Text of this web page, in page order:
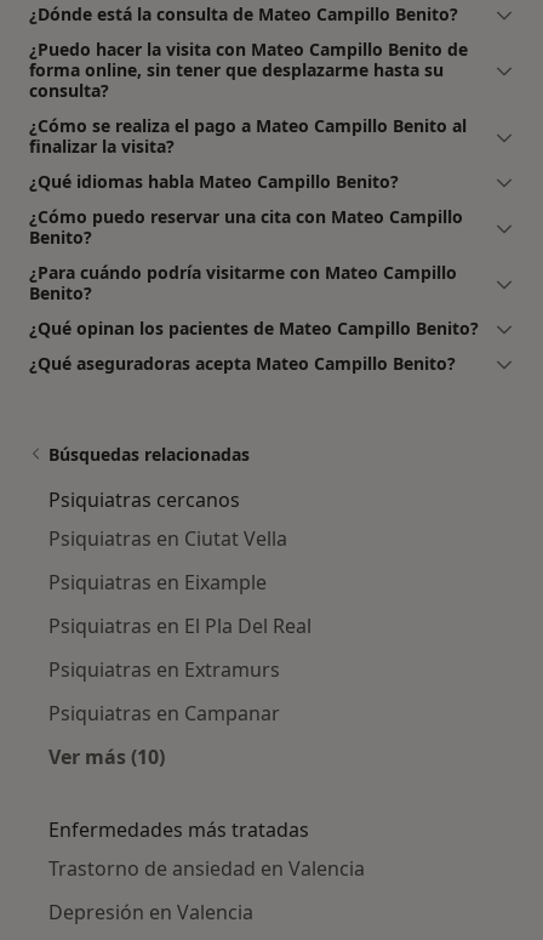
¿Dónde está la consulta de Mateo Campillo Benito?
¿Puedo hacer la visita con Mateo Campillo Benito de
forma online, sin tener que desplazarme hasta su
consulta?
¿Cómo se realiza el pago a Mateo Campillo Benito al
finalizar la visita?
¿Qué idiomas habla Mateo Campillo Benito?
¿Cómo puedo reservar una cita con Mateo Campillo
Benito?
¿Para cuándo podría visitarme con Mateo Campillo
Benito?
¿Qué opinan los pacientes de Mateo Campillo Benito?
¿Qué aseguradoras acepta Mateo Campillo Benito?
Búsquedas relacionadas
Psiquiatras cercanos
Psiquiatras en Ciutat Vella
Psiquiatras en Eixample
Psiquiatras en El Pla Del Real
Psiquiatras en Extramurs
Psiquiatras en Campanar
Ver más (10)
Enfermedades más tratadas
Trastorno de ansiedad en Valencia
Depresión en Valencia